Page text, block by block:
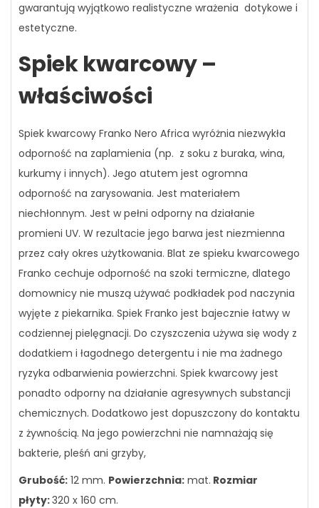
gwarantują wyjątkowo realistyczne wrażenia dotykowe i
estetyczne.
Spiek kwarcowy –
właściwości
Spiek kwarcowy Franko Nero Africa wyróżnia niezwykła
odporność na zaplamienia (np. z soku z buraka, wina,
kurkumy i innych). Jego atutem jest ogromna
odporność na zarysowania. Jest materiałem
niechłonnym. Jest w pełni odporny na działanie
promieni UV. W rezultacie jego barwa jest niezmienna
przez cały okres użytkowania. Blat ze spieku kwarcowego
Franko cechuje odporność na szoki termiczne, dlatego
domownicy nie muszą używać podkładek pod naczynia
wyjęte z piekarnika. Spiek Franko jest bajecznie łatwy w
codziennej pielęgnacji. Do czyszczenia używa się wody z
dodatkiem i łagodnego detergentu i nie ma żadnego
ryzyka odbarwienia powierzchni. Spiek kwarcowy jest
ponadto odporny na działanie agresywnych substancji
chemicznych. Dodatkowo jest dopuszczony do kontaktu
z żywnością. Na jego powierzchni nie namnażają się
bakterie, pleśń ani grzyby,
Grubość: 12 mm. Powierzchnia: mat. Rozmiar
płyty:320 x 160 cm.